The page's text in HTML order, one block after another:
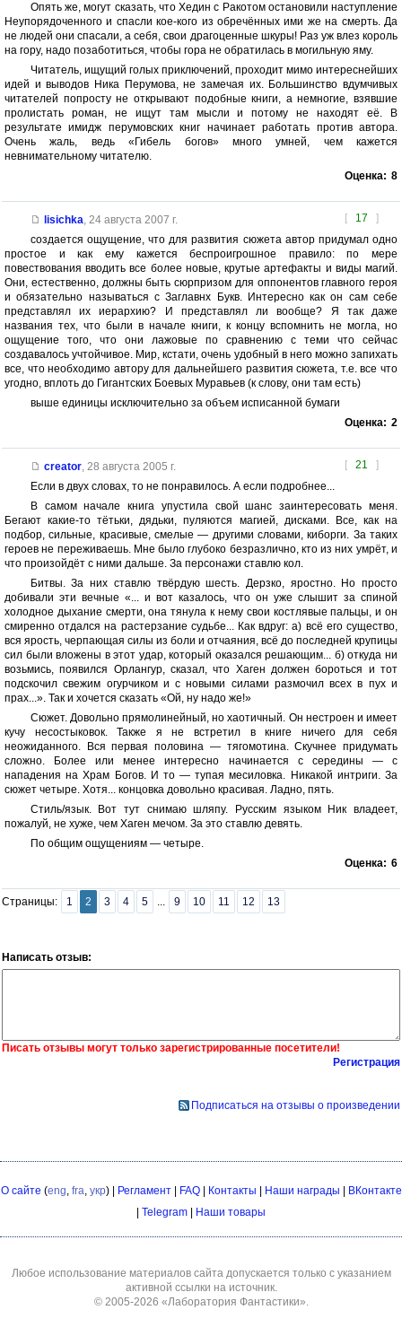
Опять же, могут сказать, что Хедин с Ракотом остановили наступление
Неупорядоченного и спасли кое-кого из обречённых ими же на смерть. Да
не людей они спасали, а себя, свои драгоценные шкуры! Раз уж влез король
на гору, надо позаботиться, чтобы гора не обратилась в могильную яму.
Читатель, ищущий голых приключений, проходит мимо интереснейших
идей и выводов Ника Перумова, не замечая их. Большинство вдумчивых
читателей попросту не открывают подобные книги, а немногие, взявшие
пролистать роман, не ищут там мысли и потому не находят её. В
результате имидж перумовских книг начинает работать против автора.
Очень жаль, ведь «Гибель богов» много умней, чем кажется
невнимательному читателю.
Оценка: 8
[ 17 ]
lisichka, 24 августа 2007 г.
создается ощущение, что для развития сюжета автор придумал одно
простое и как ему кажется беспроигрошное правило: по мере
повествования вводить все более новые, крутые артефакты и виды магий.
Они, естественно, должны быть сюрпризом для оппонентов главного героя
и обязательно называться с Заглавнх Букв. Интересно как он сам себе
представлял их иерархию? И представлял ли вообще? Я так даже
названия тех, что были в начале книги, к концу вспомнить не могла, но
ощущение того, что они лажовые по сравнению с теми что сейчас
создавалось учтойчивое. Мир, кстати, очень удобный в него можно запихать
все, что необходимо автору для дальнейшего развития сюжета, т.е. все что
угодно, вплоть до Гигантских Боевых Муравьев (к слову, они там есть)
выше единицы исключительно за объем исписанной бумаги
Оценка: 2
[ 21 ]
creator, 28 августа 2005 г.
Если в двух словах, то не понравилось. А если подробнее...
В самом начале книга упустила свой шанс заинтересовать меня.
Бегают какие-то тётьки, дядьки, пуляются магией, дисками. Все, как на
подбор, сильные, красивые, смелые — другими словами, киборги. За таких
героев не переживаешь. Мне было глубоко безразлично, кто из них умрёт, и
что произойдёт с ними дальше. За персонажи ставлю кол.
Битвы. За них ставлю твёрдую шесть. Дерзко, яростно. Но просто
добивали эти вечные «... и вот казалось, что он уже слышит за спиной
холодное дыхание смерти, она тянула к нему свои костлявые пальцы, и он
смиренно отдался на растерзание судьбе... Как вдруг: а) всё его существо,
вся ярость, черпающая силы из боли и отчаяния, всё до последней крупицы
сил были вложены в этот удар, который оказался решающим... б) откуда ни
возьмись, появился Орлангур, сказал, что Хаген должен бороться и тот
подскочил свежим огурчиком и с новыми силами размочил всех в пух и
прах...». Так и хочется сказать «Ой, ну надо же!»
Сюжет. Довольно прямолинейный, но хаотичный. Он нестроен и имеет
кучу несостыковок. Также я не встретил в книге ничего для себя
неожиданного. Вся первая половина — тягомотина. Скучнее придумать
сложно. Более или менее интересно начинается с середины — с
нападения на Храм Богов. И то — тупая месиловка. Никакой интриги. За
сюжет четыре. Хотя... концовка довольно красивая. Ладно, пять.
Стиль/язык. Вот тут снимаю шляпу. Русским языком Ник владеет,
пожалуй, не хуже, чем Хаген мечом. За это ставлю девять.
По общим ощущениям — четыре.
Оценка: 6
Страницы: 1 2 3 4 5 ... 9 10 11 12 13
Написать отзыв:
Писать отзывы могут только зарегистрированные посетители!
Регистрация
Подписаться на отзывы о произведении
О сайте (eng, fra, укр) | Регламент| FAQ| Контакты Наши награды
ВКонтакте
Telegram Наши товары
Любое использование материалов сайта допускается только с указанием
активной ссылки на источник.
© 2005-2026 «Лаборатория Фантастики».